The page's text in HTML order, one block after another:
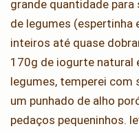
grande quantidade
de legumes (espertinha
inteiros até quase
170g de iogurte natural
legumes, temperei com
um punhado de alho
pedaços pequeninhos.